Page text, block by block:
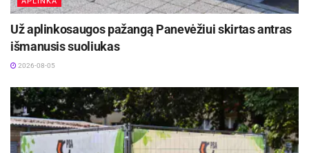
Už aplinkosaugos pažangą Panevėžiui skirtas antras
išmanusis suoliukas
2026-08-05